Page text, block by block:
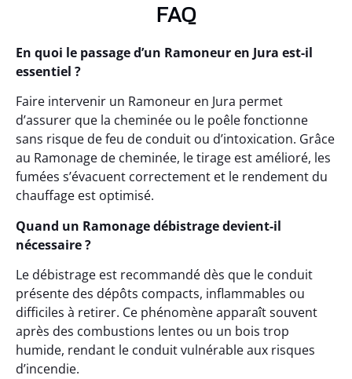
FAQ
En quoi le passage d’un Ramoneur en Jura est-il
essentiel ?
Faire intervenir un Ramoneur en Jura permet
d’assurer que la cheminée ou le poêle fonctionne
sans risque de feu de conduit ou d’intoxication. Grâce
au Ramonage de cheminée, le tirage est amélioré, les
fumées s’évacuent correctement et le rendement du
chauffage est optimisé.
Quand un Ramonage débistrage devient-il
nécessaire ?
Le débistrage est recommandé dès que le conduit
présente des dépôts compacts, inflammables ou
difficiles à retirer. Ce phénomène apparaît souvent
après des combustions lentes ou un bois trop
humide, rendant le conduit vulnérable aux risques
d’incendie.